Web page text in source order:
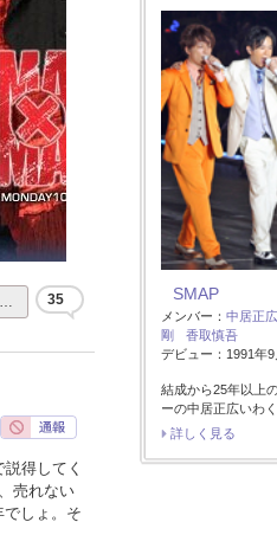
… 35
得してく
売れない
しょ。そ
SMAP
メンバー： 中居正広
剛
香取慎吾
デビュー：1991年9
結成から25年以上
ーの中居正広いわ
詳しく見る